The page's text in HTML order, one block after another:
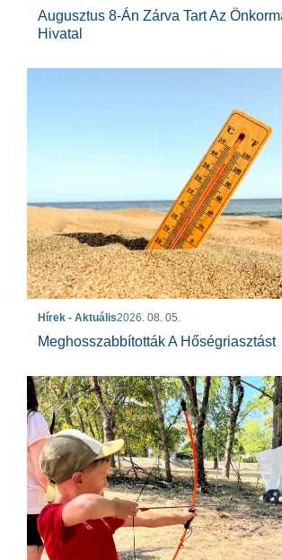
Augusztus 8-Án Zárva Tart Az
Hivatal
Hírek - Aktuális2026. 08. 05.
Meghosszabbították A Hőségriasztást